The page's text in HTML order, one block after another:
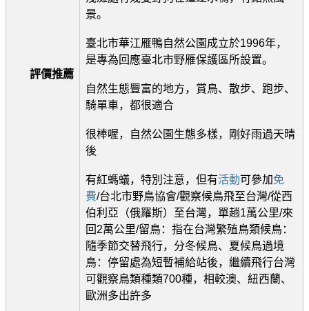
評價推薦
景。
臺北市華江雁鴨自然公園成立於1996年，
是專為回應臺北市野雁保護區所設置。
自然生態豐富的地方，賞鳥、散步、跑步、
騎單車，都很適合
很棒喔，自然公園生態多樣，剛好雨過天晴
後
有紅螞蟻，特別注意，但有活動可參加免
費/台北市野鳥協會/觀察候鳥飛至台灣/從西
伯利亞（俄羅斯）至台灣，單趟1萬公里/來
回2萬公里/留鳥：指在台灣繁殖鳥類候鳥：
隨季節交替飛行，分冬候鳥、夏候鳥過境
鳥：停留處為短暫補給站後，繼續飛行台灣
可觀察鳥類種類700種，相較澳、紐西蘭、
歐洲多出許多